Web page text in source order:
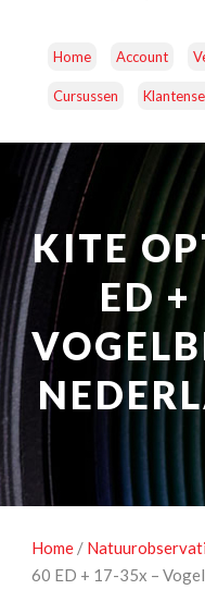
Home Account
Cursussen
CAMERA’S OBJECTIEVEN
NATUUROBSERVATIE
STUDIOFOTOGRAFIE
KITE
ED
Home /
60 ED + 17-35x –